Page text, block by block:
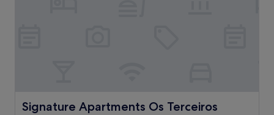
Signature Apartments Os Terceiros
Signature Apartments Os Terceiros